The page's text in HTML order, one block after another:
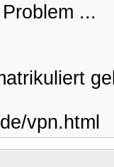
...
vpn.html